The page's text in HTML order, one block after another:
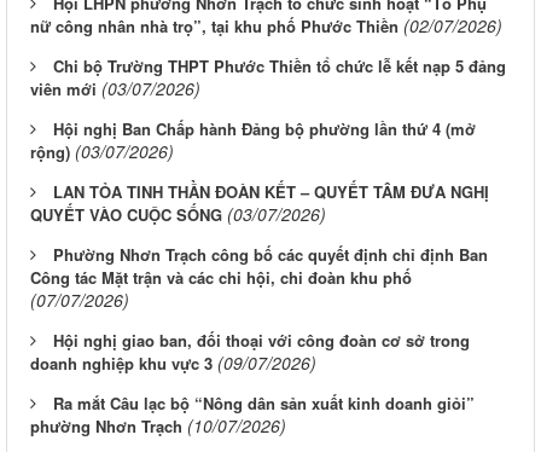
nữ công nhân nhà trọ”, tại khu phố Phước Thiền (02/07/2026)
Chi bộ Trường THPT Phước Thiền tổ chức lễ kết nạp 5 đảng
viên mới (03/07/2026)
Hội nghị Ban Chấp hành Đảng bộ phường lần thứ 4 (mở
rộng) (03/07/2026)
LAN TỎA TINH THẦN ĐOÀN KẾT – QUYẾT TÂM ĐƯA NGHỊ
QUYẾT VÀO CUỘC SỐNG (03/07/2026)
Phường Nhơn Trạch công bố các quyết định chỉ định Ban
Công tác Mặt trận và các chi hội, chi đoàn khu phố
(07/07/2026)
Hội nghị giao ban, đối thoại với công đoàn cơ sở trong
doanh nghiệp khu vực 3 (09/07/2026)
Ra mắt Câu lạc bộ “Nông dân sản xuất kinh doanh giỏi”
phường Nhơn Trạch (10/07/2026)